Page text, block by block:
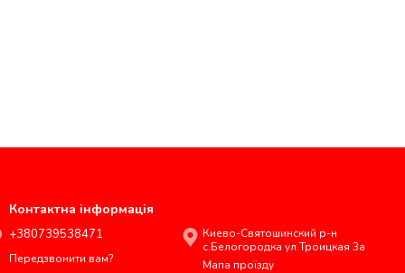
Контактна інформація
+380739538471
Передзвонити вам?
Киево-Святошинский р-н
с.Белогородка ул.Троицкая 3а
Мапа проїзду